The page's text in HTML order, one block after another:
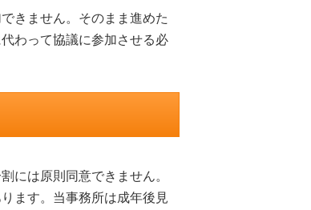
きません。そのまま進めた
わって協議に参加させる必
には原則同意できません。
ます。当事務所は成年後見